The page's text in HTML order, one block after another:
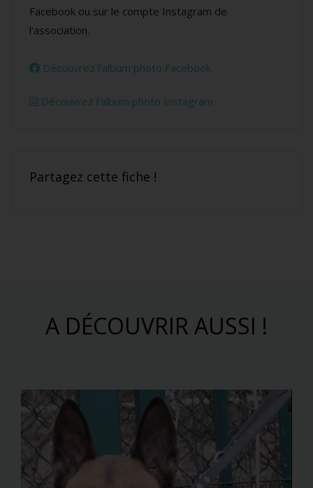
Facebook ou sur le compte Instagram de
l'association.
Découvrez l'album photo Facebook
Découvrez l'album photo Instagram
Partagez cette fiche !
A DÉCOUVRIR AUSSI !